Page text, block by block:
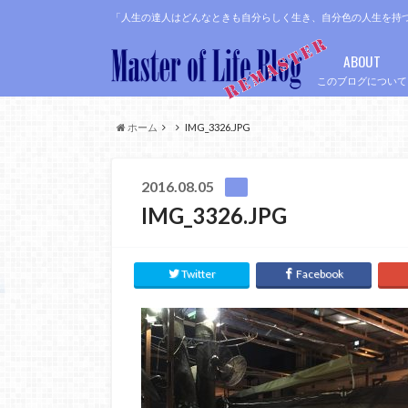
「人生の達人はどんなときも自分らしく生き、自分色の人生を持
このブログについて
ABOUT
ホーム IMG_3326.JPG
2016.08.05
IMG_3326.JPG
Twitter Facebook